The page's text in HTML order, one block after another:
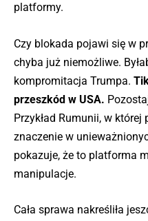
platformy.
Czy blokada pojawi się w
chyba już niemożliwe.
kompromitacja Trumpa.
przeszkód w USA.
Przykład Rumunii, w
znaczenie w
pokazuje, że to platforma
manipulacje.
Cała sprawa nakreśliła